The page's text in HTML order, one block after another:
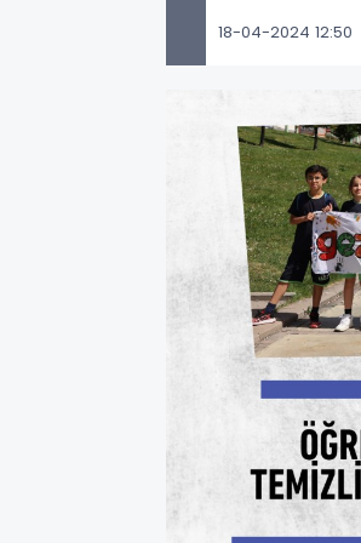
18-04-2024 12:50